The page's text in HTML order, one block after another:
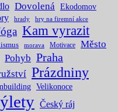
Dovolená Ekodomov
hrady hry na firemní akce
Kam vyrazit
morava Motivace Město
Pohyb Praha
Prázdniny
Velikonoce
Český ráj